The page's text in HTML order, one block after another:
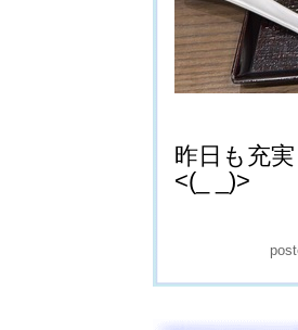
昨日も充
<(_ _)>